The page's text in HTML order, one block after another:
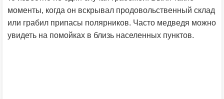
моменты, когда он вскрывал продовольственный склад
или грабил припасы полярников. Часто медведя можно
увидеть на помойках в близь населенных пунктов.